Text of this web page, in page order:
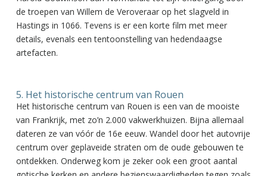
de troepen van Willem de Veroveraar op het slagveld in
Hastings in 1066. Tevens is er een korte film met meer
details, evenals een tentoonstelling van hedendaagse
artefacten.
5. Het historische centrum van Rouen
Het historische centrum van Rouen is een van de mooiste
van Frankrijk, met zo’n 2.000 vakwerkhuizen. Bijna allemaal
dateren ze van vóór de 16e eeuw. Wandel door het autovrije
centrum over geplaveide straten om de oude gebouwen te
ontdekken. Onderweg kom je zeker ook een groot aantal